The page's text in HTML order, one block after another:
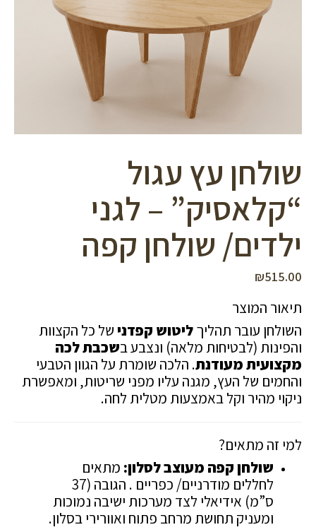
font_download סמן קישורים
לאפס
את
שולחן עץ עגול
“קלאסיק” – לגני
ילדים/ שולחן קפה
₪515.00
תיאור המוצר
השולחן עובר תהליךליטוש קפדנישל כל הקצוות
והפינות (לבטיחות מלאה) ונצבע בשכבת לכה
מקצועית מעודנת. הלכה שומרת על הגוון הטבעי
והחמים של העץ, מגנה עליו מפני שריטות, ומאפשרת
ניקוי מהיר וקל באמצעות מטלית לחה.
למי זה מתאים?
שולחן קפה מעוצב לסלון: מתאים
לחללים מודרניים/ כפריים . הגובה (37
ס”מ) אידיאלי לצד מערכות ישיבה נמוכות
ומעניק תחושת מרחב פתוח ואוורירי בסלון.